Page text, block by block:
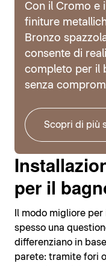
Con il Cromo e
finiture
Bronzo
consente di
completo per il
senza
Scopri di più
per il
Il modo migliore
spesso una
differenziano in
parete: tramite fori